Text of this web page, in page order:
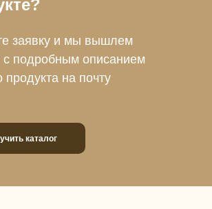
заявку и мы вышлем
с подробным описанием
продукта на почту
каталог